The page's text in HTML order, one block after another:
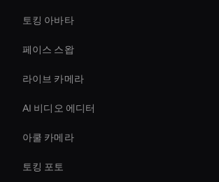
토킹 아바타
페이스 스왑
라이브 카메라
AI 비디오 에디터
아쿨 카메라
토킹 포토